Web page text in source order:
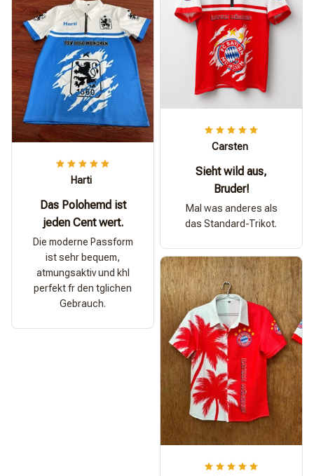
Carsten
Sieht wild aus,
Bruder!
Mal was anderes als
das Standard-Trikot.
Harti
Das Polohemd ist
jeden Cent wert.
Die moderne Passform
ist sehr bequem,
atmungsaktiv und khl
perfekt fr den tglichen
Gebrauch.